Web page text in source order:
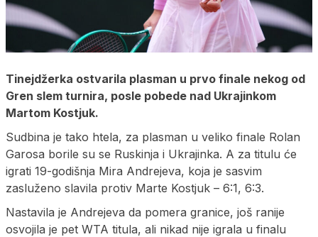
Tinejdžerka ostvarila plasman u prvo finale nekog od
Gren slem turnira, posle pobede nad Ukrajinkom
Martom Kostjuk.
Sudbina je tako htela, za plasman u veliko finale Rolan
Garosa borile su se Ruskinja i Ukrajinka. A za titulu će
igrati 19-godišnja Mira Andrejeva, koja je sasvim
zasluženo slavila protiv Marte Kostjuk – 6:1, 6:3.
Nastavila je Andrejeva da pomera granice, još ranije
osvojila je pet WTA titula, ali nikad nije igrala u finalu